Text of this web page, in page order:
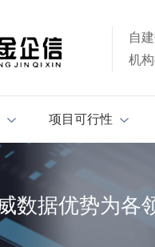
自
机
项目可行性
数据优势为各